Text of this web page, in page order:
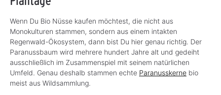
Wenn Du Bio Nüsse kaufen möchtest, die nicht aus
Monokulturen stammen, sondern aus einem intakten
Regenwald-Ökosystem, dann bist Du hier genau richtig. Der
Paranussbaum wird mehrere hundert Jahre alt und gedeiht
ausschließlich im Zusammenspiel mit seinem natürlichen
Umfeld. Genau deshalb stammen echte Paranusskerne bio
meist aus Wildsammlung.